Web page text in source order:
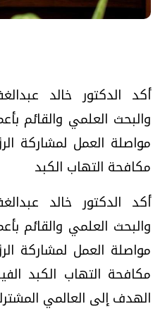
أكد الدكتور خالد
والبحث العلمي والقائم
مواصلة العمل لمشاركة
مكافحة التهاب الكبد
أكد الدكتور خالد
والبحث العلمي والقائم
مواصلة العمل لمشاركة
مكافحة التهاب الكبد
الهدف إلى العالمي